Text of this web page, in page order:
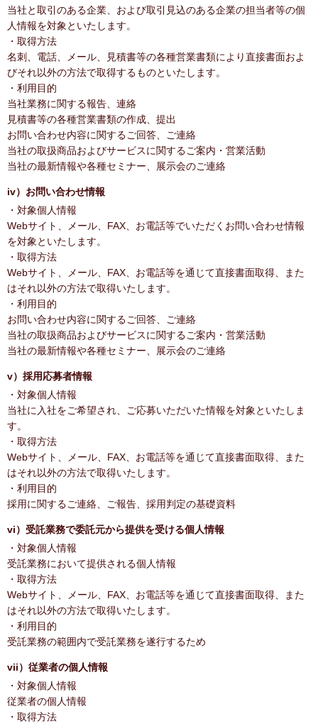
当社と取引のある企業、および取引見込のある企業の担当者等の個
人情報を対象といたします。
・取得方法
名刺、電話、メール、見積書等の各種営業書類により直接書面およ
びそれ以外の方法で取得するものといたします。
・利用目的
当社業務に関する報告、連絡
見積書等の各種営業書類の作成、提出
お問い合わせ内容に関するご回答、ご連絡
当社の取扱商品およびサービスに関するご案内・営業活動
当社の最新情報や各種セミナー、展示会のご連絡
iv）お問い合わせ情報
・対象個人情報
Webサイト、メール、FAX、お電話等でいただくお問い合わせ情報
を対象といたします。
・取得方法
Webサイト、メール、FAX、お電話等を通じて直接書面取得、また
はそれ以外の方法で取得いたします。
・利用目的
お問い合わせ内容に関するご回答、ご連絡
当社の取扱商品およびサービスに関するご案内・営業活動
当社の最新情報や各種セミナー、展示会のご連絡
v）採用応募者情報
・対象個人情報
当社に入社をご希望され、ご応募いただいた情報を対象といたしま
す。
・取得方法
Webサイト、メール、FAX、お電話等を通じて直接書面取得、また
はそれ以外の方法で取得いたします。
・利用目的
採用に関するご連絡、ご報告、採用判定の基礎資料
vi）受託業務で委託元から提供を受ける個人情報
・対象個人情報
受託業務において提供される個人情報
・取得方法
Webサイト、メール、FAX、お電話等を通じて直接書面取得、また
はそれ以外の方法で取得いたします。
・利用目的
受託業務の範囲内で受託業務を遂行するため
vii）従業者の個人情報
・対象個人情報
従業者の個人情報
・取得方法